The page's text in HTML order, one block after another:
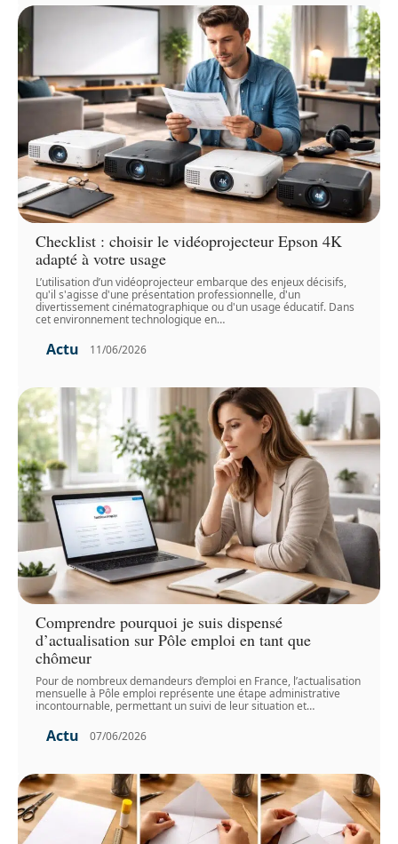
Checklist : choisir le vidéoprojecteur Epson 4K
adapté à votre usage
L’utilisation d’un vidéoprojecteur embarque des enjeux décisifs,
qu'il s'agisse d'une présentation professionnelle, d'un
divertissement cinématographique ou d'un usage éducatif. Dans
cet environnement technologique en…
Actu 11/06/2026
Comprendre pourquoi je suis dispensé
d’actualisation sur Pôle emploi en tant que
chômeur
Pour de nombreux demandeurs d’emploi en France, l’actualisation
mensuelle à Pôle emploi représente une étape administrative
incontournable, permettant un suivi de leur situation et…
Actu 07/06/2026